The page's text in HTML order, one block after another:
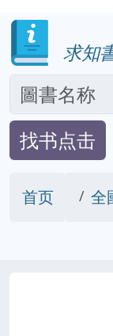
求知
找书点击
首页 全